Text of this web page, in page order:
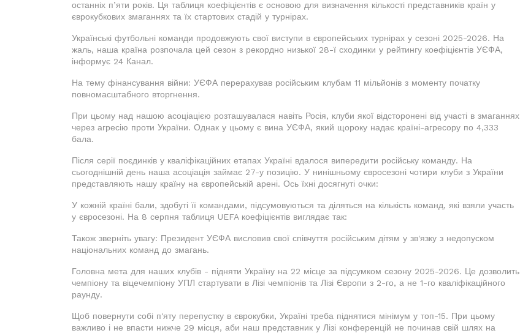
останніх п’яти років. Ця таблиця коефіцієнтів є основою для визначення кількості представників країн у
єврокубкових змаганнях та їх стартових стадій у турнірах.
Українські футбольні команди продовжують свої виступи в європейських турнірах у сезоні 2025-2026. На
жаль, наша країна розпочала цей сезон з рекордно низької 28-ї сходинки у рейтингу коефіцієнтів УЄФА,
інформує 24 Канал.
На тему фінансування війни: УЄФА перерахував російським клубам 11 мільйонів з моменту початку
повномасштабного вторгнення.
При цьому над нашою асоціацією розташувалася навіть Росія, клуби якої відсторонені від участі в змаганнях
через агресію проти України. Однак у цьому є вина УЄФА, який щороку надає країні-агресору по 4,333
бала.
Після серії поєдинків у кваліфікаційних етапах Україні вдалося випередити російську команду. На
сьогоднішній день наша асоціація займає 27-у позицію. У нинішньому євросезоні чотири клуби з України
представляють нашу країну на європейській арені. Ось їхні досягнуті очки:
У кожній країні бали, здобуті її командами, підсумовуються та діляться на кількість команд, які взяли участь
у євросезоні. На 8 серпня таблиця UEFA коефіцієнтів виглядає так:
Також зверніть увагу: Президент УЄФА висловив свої співчуття російським дітям у зв'язку з недопуском
національних команд до змагань.
Головна мета для наших клубів - підняти Україну на 22 місце за підсумком сезону 2025-2026. Це дозволить
чемпіону та віцечемпіону УПЛ стартувати в Лізі чемпіонів та Лізі Європи з 2-го, а не 1-го кваліфікаційного
раунду.
Щоб повернути собі п'яту перепустку в єврокубки, Україні треба піднятися мінімум у топ-15. При цьому
важливо і не впасти нижче 29 місця, аби наш представник у Лізі конференцій не починав свій шлях на